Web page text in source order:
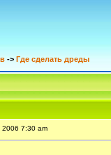
-> Где сделать дреды
7:30 am